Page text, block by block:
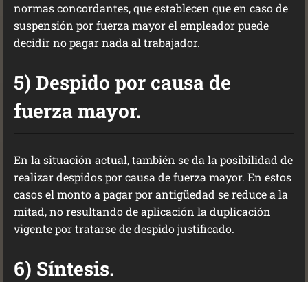
normas concordantes, que establecen que en caso de
suspensión por fuerza mayor el empleador puede
decidir no pagar nada al trabajador.
5) Despido por causa de
fuerza mayor.
En la situación actual, también se da la posibilidad de
realizar despidos por causa de fuerza mayor. En estos
casos el monto a pagar por antigüedad se reduce a la
mitad, no resultando de aplicación la duplicación
vigente por tratarse de despido justificado.
6) Síntesis.